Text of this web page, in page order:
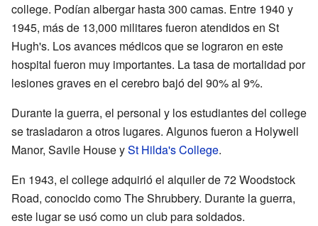
college. Podían albergar hasta 300 camas. Entre 1940 y
1945, más de 13,000 militares fueron atendidos en St
Hugh's. Los avances médicos que se lograron en este
hospital fueron muy importantes. La tasa de mortalidad por
lesiones graves en el cerebro bajó del 90% al 9%.
Durante la guerra, el personal y los estudiantes del college
se trasladaron a otros lugares. Algunos fueron a Holywell
Manor, Savile House ySt Hilda's College.
En 1943, el college adquirió el alquiler de 72 Woodstock
Road, conocido como The Shrubbery. Durante la guerra,
este lugar se usó como un club para soldados.